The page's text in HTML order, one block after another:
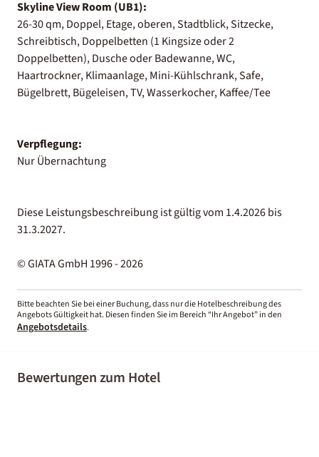
Skyline View Room (UB1):
26-30 qm, Doppel, Etage, oberen, Stadtblick, Sitzecke,
Schreibtisch, Doppelbetten (1 Kingsize oder 2
Doppelbetten), Dusche oder Badewanne, WC,
Haartrockner, Klimaanlage, Mini-Kühlschrank, Safe,
Bügelbrett, Bügeleisen, TV, Wasserkocher, Kaffee/Tee
Verpflegung:
Nur Übernachtung
Diese Leistungsbeschreibung ist gültig vom 1.4.2026 bis
31.3.2027.
© GIATA GmbH 1996 - 2026
Bitte beachten Sie bei einer Buchung, dass nur die Hotelbeschreibung des
Angebots Gültigkeit hat. Diesen finden Sie im Bereich “Ihr Angebot” in den
Angebotsdetails.
Bewertungen zum Hotel